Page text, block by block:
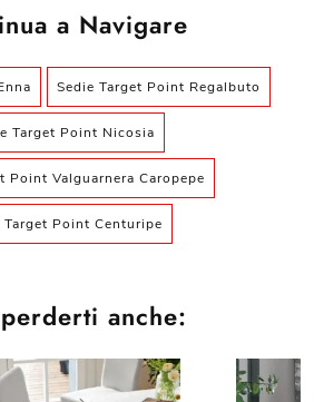
a Navigare
Sedie Target Point Regalbuto
Target Point Nicosia
Point Valguarnera Caropepe
Target Point Centuripe
anche: